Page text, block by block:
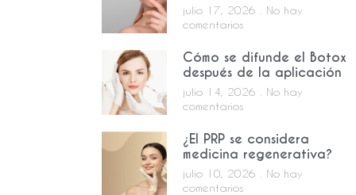
julio 17, 2026
No hay
comentarios
Cómo se difunde el Botox
después de la aplicación
julio 14, 2026
No hay
comentarios
¿El PRP se considera
medicina regenerativa?
julio 10, 2026
No hay
comentarios